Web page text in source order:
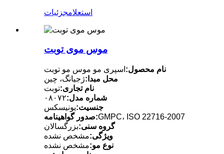
استعلامجزئیات
موس موی توبت
نام محصول: اسپری مو موس مو توبت
محل مبدا:ژجیانگ، چین
نام تجاری:توبت
شماره مدل:۰۸۰۷۲
جنسیت:یونیسکس
صدور گواهینامه:GMPC، ISO 22716-2007
گروه سنی:بزرگسالان
ویژگی:مشخص نشده
نوع مو:مشخص نشده